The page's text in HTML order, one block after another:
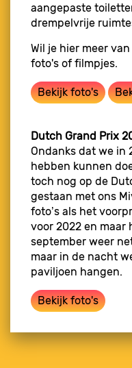
aangepaste
drempelvrije
Wil je hier meer
foto's of filmpjes.
Bekijk foto's
Dutch Grand Prix
Ondanks dat we in
hebben kunnen
toch nog op de
gestaan met ons
foto’s als het
voor 2022 en
september weer
maar in de nacht
paviljoen hangen.
Bekijk foto's